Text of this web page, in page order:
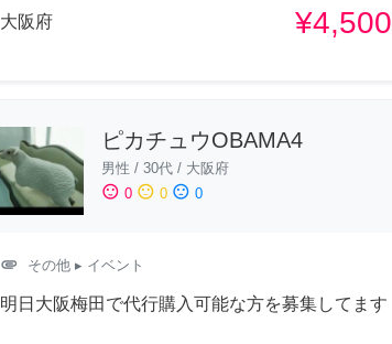
大阪府 ¥4,500
ピカチュウOBAMA4
男性 / 30代 / 大阪府
sentiment_satisfied 0 sentiment_neutral 0 sentiment_dissatisfied 0
attachment その他 ▸ イベント
明日大阪梅田で代行購入可能な方を募集してます